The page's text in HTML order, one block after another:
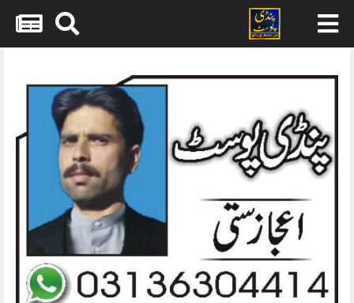
content